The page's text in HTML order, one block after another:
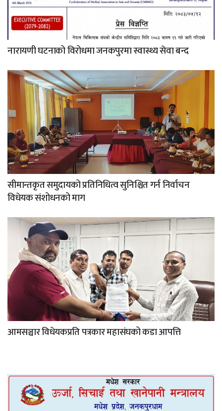
नारायणी घटनाको विरोधमा जनकपुरमा स्वास्थ्य सेवा बन्द
सीमान्तकृत समुदायको प्रतिनिधित्व सुनिश्चित गर्न निर्वाचन
विधेयक संशोधनको माग
आमसञ्चार विधेयकप्रति पत्रकार महासंघको कडा आपत्ति